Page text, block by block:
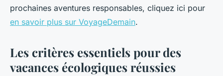
prochaines aventures responsables, cliquez ici pour
en savoir plus sur VoyageDemain.
Les critères essentiels pour des
vacances écologiques réussies